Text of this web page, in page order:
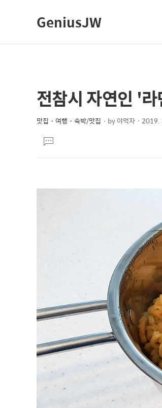
GeniusJW
상
세
컨
텐
본
문
제
전참시 자연인 '
맛집・여행・숙박/맛집 by야먹자 2019.
문댓
글